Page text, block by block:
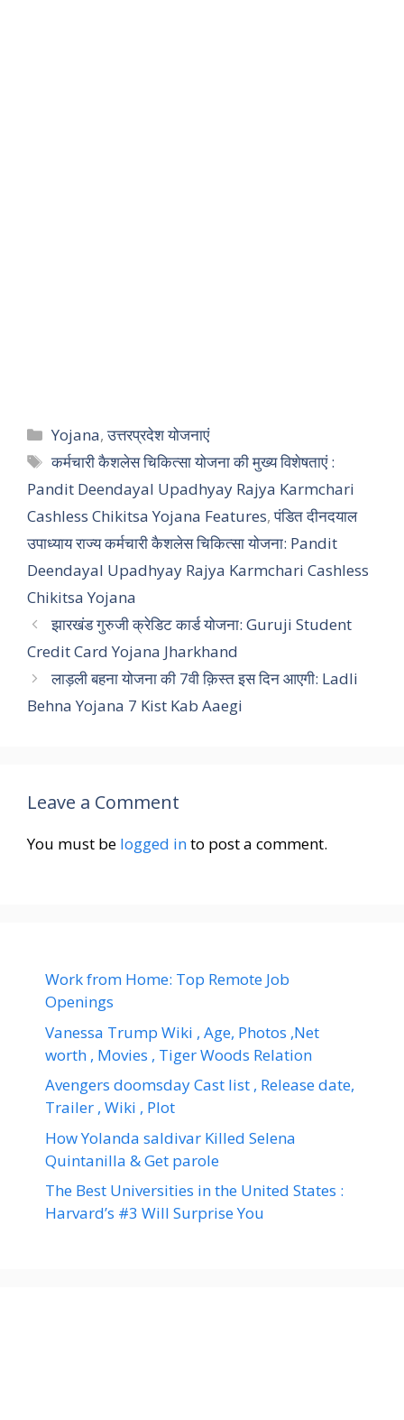
Categories
Yojana,उत्तरप्रदेश योजनाएं
Tags
कर्मचारी कैशलेस चिकित्सा योजना की मुख्य विशेषताएं :
Pandit Deendayal Upadhyay Rajya Karmchari
Cashless Chikitsa Yojana Features,पंडित दीनदयाल
उपाध्याय राज्य कर्मचारी कैशलेस चिकित्सा योजना: Pandit
Deendayal Upadhyay Rajya Karmchari Cashless
Chikitsa Yojana
झारखंड गुरुजी क्रेडिट कार्ड योजना: Guruji Student
Credit Card Yojana Jharkhand
लाड़ली बहना योजना की 7वी क़िस्त इस दिन आएगी: Ladli
Behna Yojana 7 Kist Kab Aaegi
Leave a Comment
You must be logged into post a comment.
Work from Home: Top Remote Job
Openings
Vanessa Trump Wiki , Age, Photos ,Net
worth , Movies , Tiger Woods Relation
Avengers doomsday Cast list , Release date,
Trailer , Wiki , Plot
How Yolanda saldivar Killed Selena
Quintanilla & Get parole
The Best Universities in the United States :
Harvard’s #3 Will Surprise You